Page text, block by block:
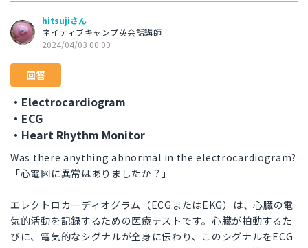
hitsujiさん
ネイティブキャンプ英会話講師
2024/04/03 00:00
回答
・Electrocardiogram
・ECG
・Heart Rhythm Monitor
Was there anything abnormal in the electrocardiogram?
「心電図に異常はありましたか？」
エレクトロカーディオグラム（ECGまたはEKG）は、心臓の電
気的活動を記録するための医療テストです。心臓が拍動するた
びに、電気的なシグナルが全身に伝わり、このシグナルをECG